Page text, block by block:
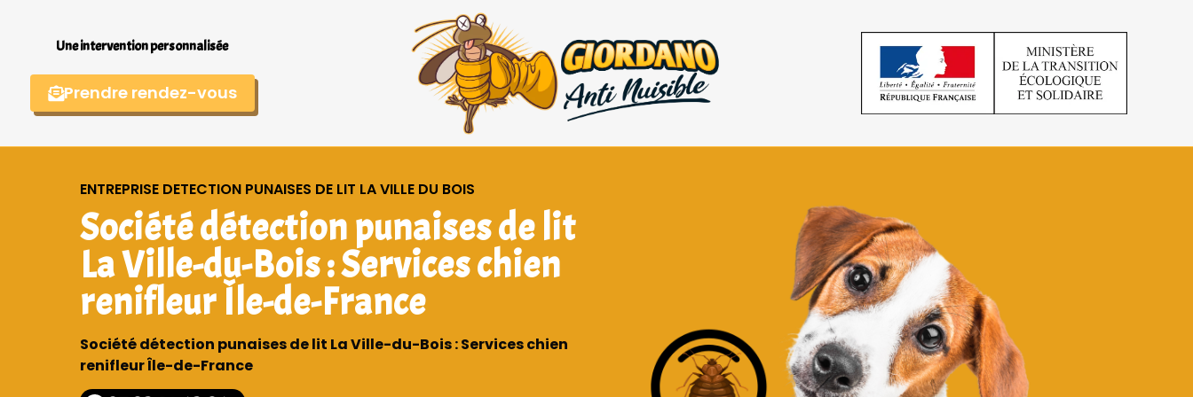
Une intervention personnalisée
Prendre rendez-vous
ENTREPRISE DETECTION PUNAISES DE LIT LA VILLE DU BOIS
Société détection punaises de lit
La Ville-du-Bois : Services chien
renifleur Île-de-France
Société détection punaises de lit La Ville-du-Bois : Services chien
renifleur Île-de-France